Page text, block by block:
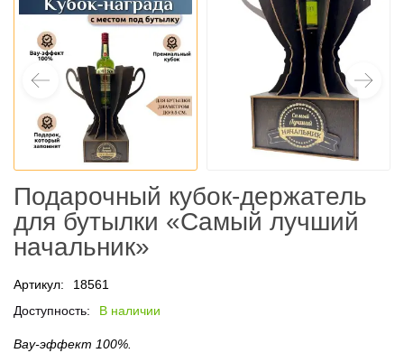
Подарочный кубок‑держатель
для бутылки «Самый лучший
начальник»
Артикул:
18561
Доступность:
В наличии
Вау‑эффект 100%.